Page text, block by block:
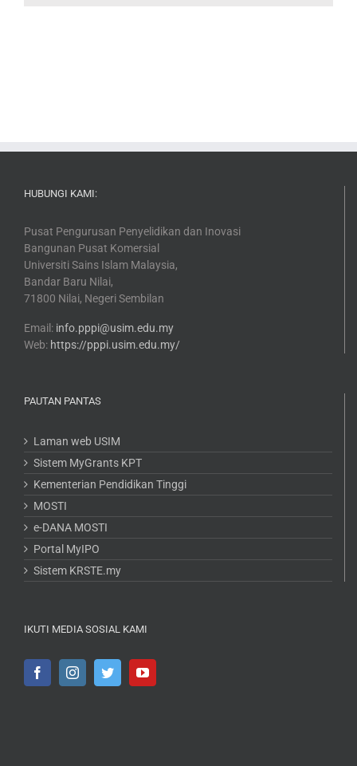
HUBUNGI KAMI:
Pusat Pengurusan Penyelidikan dan Inovasi
Bangunan Pusat Komersial
Universiti Sains Islam Malaysia,
Bandar Baru Nilai,
71800 Nilai, Negeri Sembilan
Email: info.pppi@usim.edu.my
Web: https://pppi.usim.edu.my/
PAUTAN PANTAS
Laman web USIM
Sistem MyGrants KPT
Kementerian Pendidikan Tinggi
MOSTI
e-DANA MOSTI
Portal MyIPO
Sistem KRSTE.my
IKUTI MEDIA SOSIAL KAMI